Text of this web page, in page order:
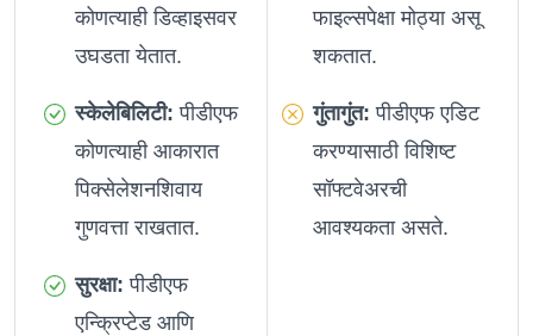
कोणत्याही डिव्हाइसवर
उघडता येतात.
स्केलेबिलिटी: पीडीएफ
कोणत्याही आकारात
पिक्सेलेशनशिवाय
गुणवत्ता राखतात.
सुरक्षा: पीडीएफ
एन्क्रिप्टेड आणि
फाइल्सपेक्षा मोठ्या असू
शकतात.
गुंतागुंत: पीडीएफ एडिट
करण्यासाठी विशिष्ट
सॉफ्टवेअरची
आवश्यकता असते.